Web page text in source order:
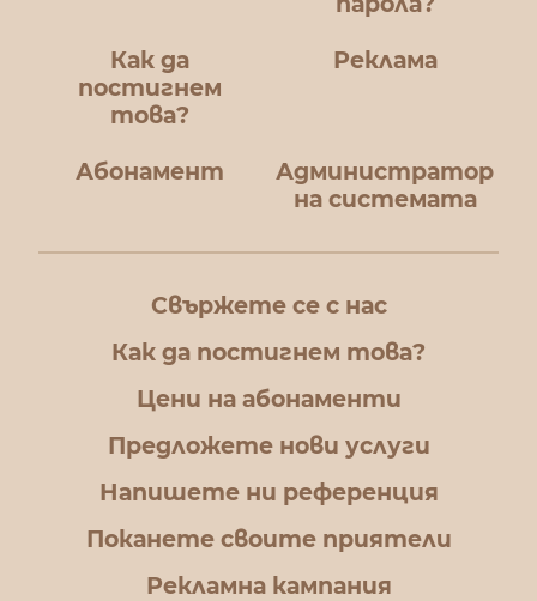
Как да
постигнем
това?
Реклама
Абонамент
Администратор
на системата
Свържете се с нас
Как да постигнем това?
Цени на абонаменти
Предложете нови услуги
Напишете ни референция
Поканете своите приятели
Рекламна кампания